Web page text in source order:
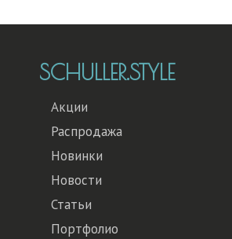
SCHULLER.STYLE
Акции
Распродажа
Новинки
Новости
Статьи
Портфолио